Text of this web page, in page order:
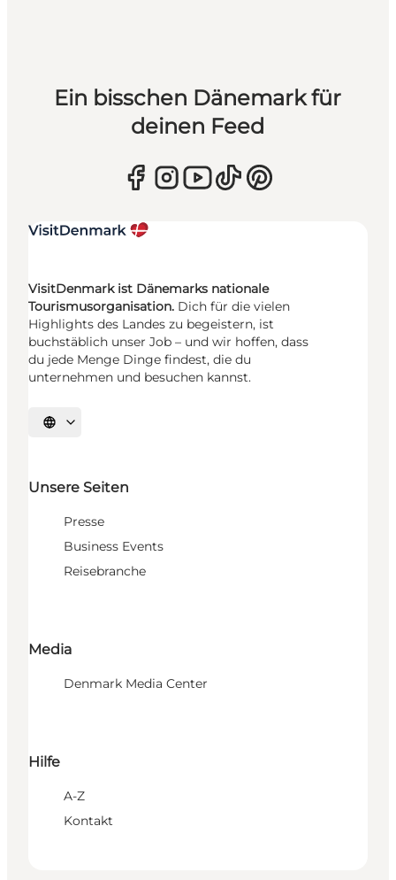
Ein bisschen Dänemark für
deinen Feed
VisitDenmark ist Dänemarks nationale
Tourismusorganisation. Dich für die vielen
Highlights des Landes zu begeistern, ist
buchstäblich unser Job – und wir hoffen, dass
du jede Menge Dinge findest, die du
unternehmen und besuchen kannst.
Sprache auswählen
Unsere Seiten
Presse
Business Events
Reisebranche
Media
Denmark Media Center
Hilfe
A-Z
Kontakt